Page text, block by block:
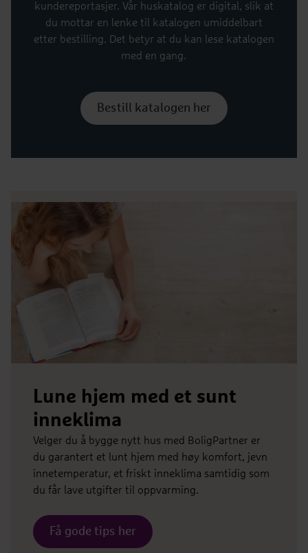
kundereportasjer. Vår huskatalog er digital, slik at
du mottar en lenke til katalogen umiddelbart
etter bestilling. Det betyr at du kan lese katalogen
med en gang.
Bestill katalogen her
Lune hjem med et sunt
inneklima
Velger du å bygge nytt hus med BoligPartner er
du garantert et lunt hjem med høy komfort, jevn
innetemperatur, et friskt inneklima samtidig som
du får lave utgifter til oppvarming.
Få gode tips her